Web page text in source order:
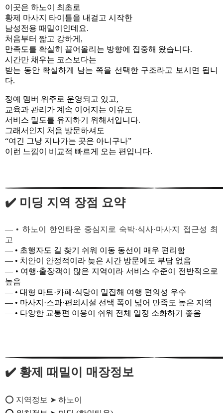
이곳은 하노이 최초로
황제 마사지 타이틀을 내걸고 시작한
남성전용 때밀이인데요.
처음부터 짧고 강하게,
만족도를 확실히 끌어올리는 방향에 집중해 왔습니다.
시간만 채우는 코스보다는
받는 동안 확실하게 남는 쪽을 선택한 구조라고 보시면 됩니
다.
정예 멤버 위주로 운영되고 있고,
교육과 관리가 계속 이어지는 이유도
서비스 밀도를 유지하기 위해서입니다.
그래서인지 처음 방문하셔도
“여긴 그냥 지나가는 곳은 아니구나”
이런 느낌이 비교적 빠르게 오는 편입니다.
✔️ 미딩 지역 장점 요약
— • 하노이 한인타운 중심지로 숙박·식사·마사지 접근성 최
고
— • 초행자도 길 찾기 쉬워 이동 동선이 매우 편리함
— • 치안이 안정적이라 늦은 시간 방문에도 부담 없음
— • 여행·출장객이 많은 지역이라 서비스 수준이 전반적으로
높음
— • 대형 마트·카페·식당이 밀집해 여행 편의성 우수
— • 마사지·스파·편의시설 선택 폭이 넓어 만족도 높은 지역
— • 다양한 교통편 이용이 쉬워 전체 일정 소화하기 좋음
✔️ 황제 때밀이 매장정보
⭕ 지역정보 ➤ 하노이